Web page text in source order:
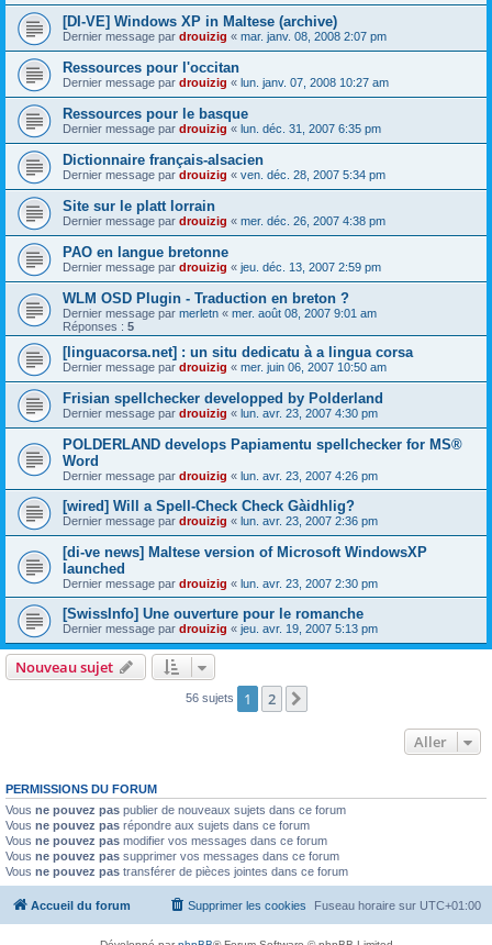
[DI-VE] Windows XP in Maltese (archive)
Dernier message par drouizig « mar. janv. 08, 2008 2:07 pm
Ressources pour l'occitan
Dernier message par drouizig « lun. janv. 07, 2008 10:27 am
Ressources pour le basque
Dernier message par drouizig « lun. déc. 31, 2007 6:35 pm
Dictionnaire français-alsacien
Dernier message par drouizig « ven. déc. 28, 2007 5:34 pm
Site sur le platt lorrain
Dernier message par drouizig « mer. déc. 26, 2007 4:38 pm
PAO en langue bretonne
Dernier message par drouizig « jeu. déc. 13, 2007 2:59 pm
WLM OSD Plugin - Traduction en breton ?
Dernier message par merletn « mer. août 08, 2007 9:01 am
Réponses : 5
[linguacorsa.net] : un situ dedicatu à a lingua corsa
Dernier message par drouizig « mer. juin 06, 2007 10:50 am
Frisian spellchecker developped by Polderland
Dernier message par drouizig « lun. avr. 23, 2007 4:30 pm
POLDERLAND develops Papiamentu spellchecker for MS®
Word
Dernier message par drouizig « lun. avr. 23, 2007 4:26 pm
[wired] Will a Spell-Check Check Gàidhlig?
Dernier message par drouizig « lun. avr. 23, 2007 2:36 pm
[di-ve news] Maltese version of Microsoft WindowsXP
launched
Dernier message par drouizig « lun. avr. 23, 2007 2:30 pm
[SwissInfo] Une ouverture pour le romanche
Dernier message par drouizig « jeu. avr. 19, 2007 5:13 pm
Nouveau sujet
56 sujets 1 2
Aller
PERMISSIONS DU FORUM
Vous ne pouvez pas publier de nouveaux sujets dans ce forum
Vous ne pouvez pas répondre aux sujets dans ce forum
Vous ne pouvez pas modifier vos messages dans ce forum
Vous ne pouvez pas supprimer vos messages dans ce forum
Vous ne pouvez pas transférer de pièces jointes dans ce forum
Accueil du forum Fuseau horaire sur UTC+01:00
Supprimer les cookies